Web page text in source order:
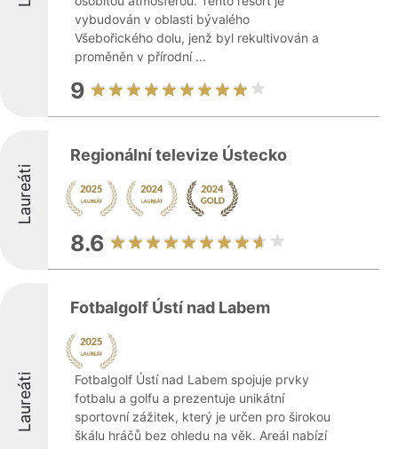
vybudován v oblasti bývalého
Všebořického dolu, jenž byl rekultivován a
proměněn v přírodní ...
9
Laureáti
Regionální televize Ústecko
8.6
Laureáti
Fotbalgolf Ústí nad Labem
Fotbalgolf Ústí nad Labem spojuje prvky
fotbalu a golfu a prezentuje unikátní
sportovní zážitek, který je určen pro širokou
škálu hráčů bez ohledu na věk. Areál nabízí